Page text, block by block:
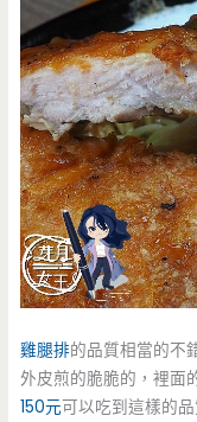
雞腿排的品質相當的不
外皮煎的脆脆的，裡面
150元可以吃到這樣的